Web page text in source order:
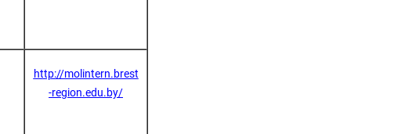
http://molintern.brest
-region.edu.by/